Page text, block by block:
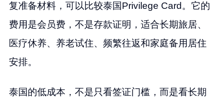
复准备材料，可以比较泰国Privilege Card。它的
费用是会员费，不是存款证明，适合长期旅居、
医疗休养、养老试住、频繁往返和家庭备用居住
安排。
泰国的低成本，不是只看签证门槛，而是看长期